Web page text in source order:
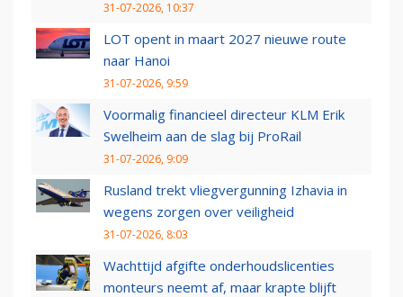
31-07-2026, 10:37
LOT opent in maart 2027 nieuwe route
naar Hanoi
31-07-2026, 9:59
Voormalig financieel directeur KLM Erik
Swelheim aan de slag bij ProRail
31-07-2026, 9:09
Rusland trekt vliegvergunning Izhavia in
wegens zorgen over veiligheid
31-07-2026, 8:03
Wachttijd afgifte onderhoudslicenties
monteurs neemt af, maar krapte blijft